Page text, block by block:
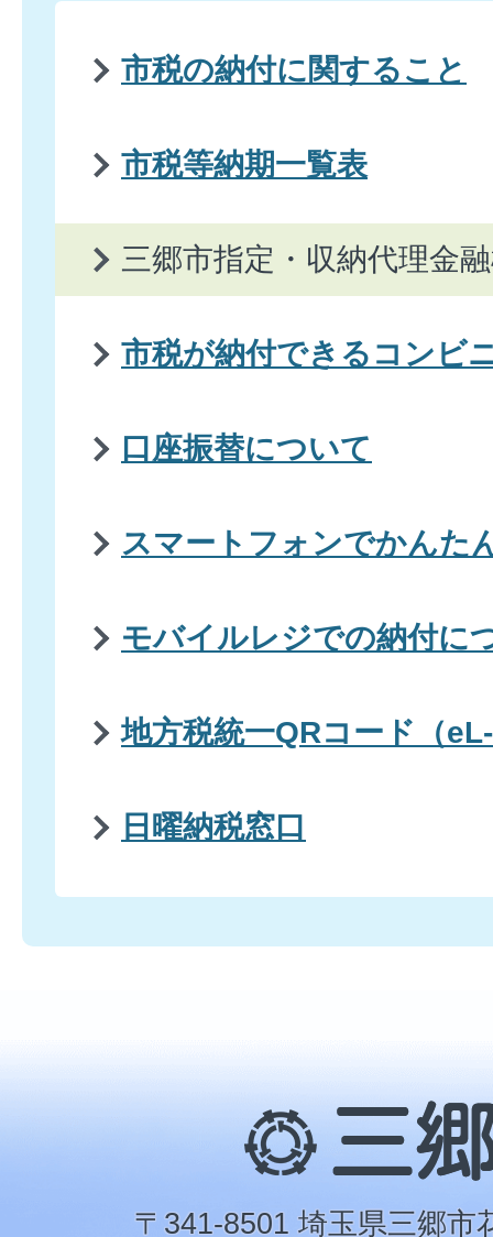
市税の納付に関すること
市税等納期一覧表
三郷市指定・収納代理金
市税が納付できるコンビ
口座振替について
スマートフォンでかんた
モバイルレジでの納付に
地方税統一QRコード（
日曜納税窓口
三
郷
市
〒341-8501 埼玉県三郷市